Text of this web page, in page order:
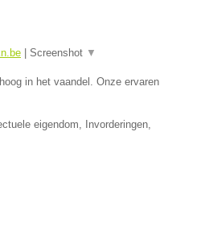
Screenshot ▼
in het vaandel. Onze ervaren
eigendom, Invorderingen,